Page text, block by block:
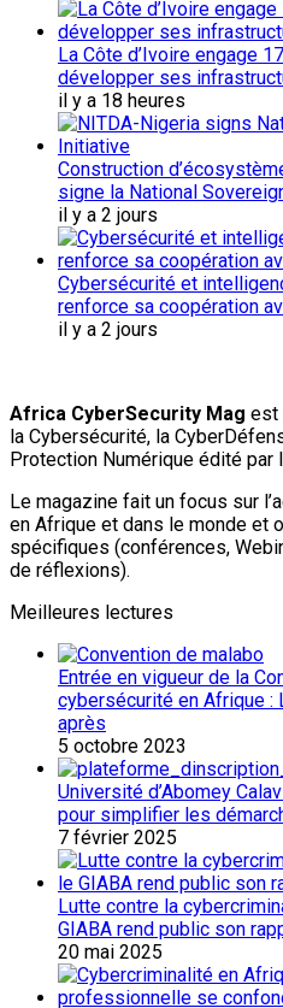
La Côte d’Ivoire engage
développer ses
il y a 18 heures
Construction
signe la National
il y a 2 jours
Cybersécurité et
renforce sa coopération
il y a 2 jours
Africa CyberSecurity Mag est
la Cybersécurité, la
Protection Numérique édité par
Le magazine fait un focus sur
en Afrique et dans le monde et
spécifiques (conférences,
de réflexions).
Meilleures lectures
Entrée en vigueur de la
cybersécurité en Afrique :
après
5 octobre 2023
Université d’Abomey
pour simplifier les
7 février 2025
Lutte contre la
GIABA rend public son
20 mai 2025